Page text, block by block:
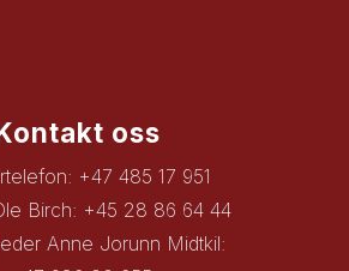
oss
+47 485 17 951
Birch: +45 28 86 64 44
Anne Jorunn Midtkil: